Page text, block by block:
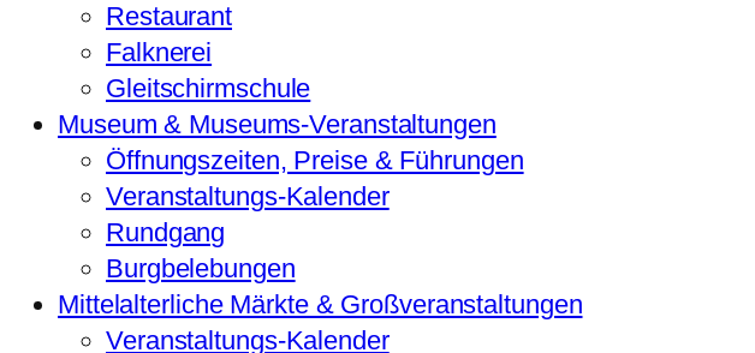
Restaurant
Falknerei
Gleitschirmschule
Museum & Museums-Veranstaltungen
Öffnungszeiten, Preise & Führungen
Veranstaltungs-Kalender
Rundgang
Burgbelebungen
Mittelalterliche Märkte & Großveranstaltungen
Veranstaltungs-Kalender